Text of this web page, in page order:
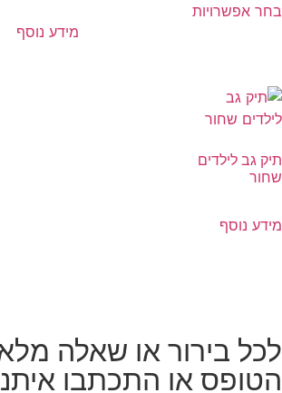
בחר אפשרויות
מידע נוסף
תיק גב לילדים
שחור
מידע נוסף
לכל בירור או שאלה
הטופס או התכתבו